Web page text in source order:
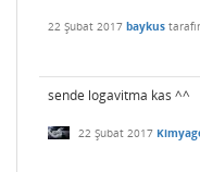
22 Şubat 2017 baykus
sende logavitma kas ^^
22 Şubat 2017